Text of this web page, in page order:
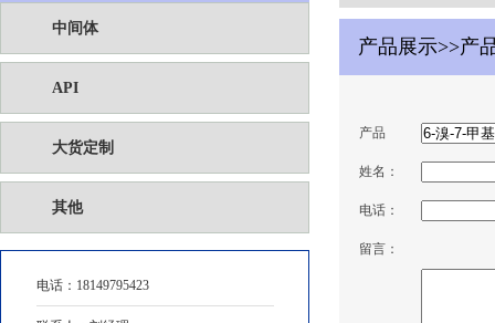
中间体
API
大货定制
其他
电话： 18149795423
产品展示>>产
产品
姓名：
电话：
留言：